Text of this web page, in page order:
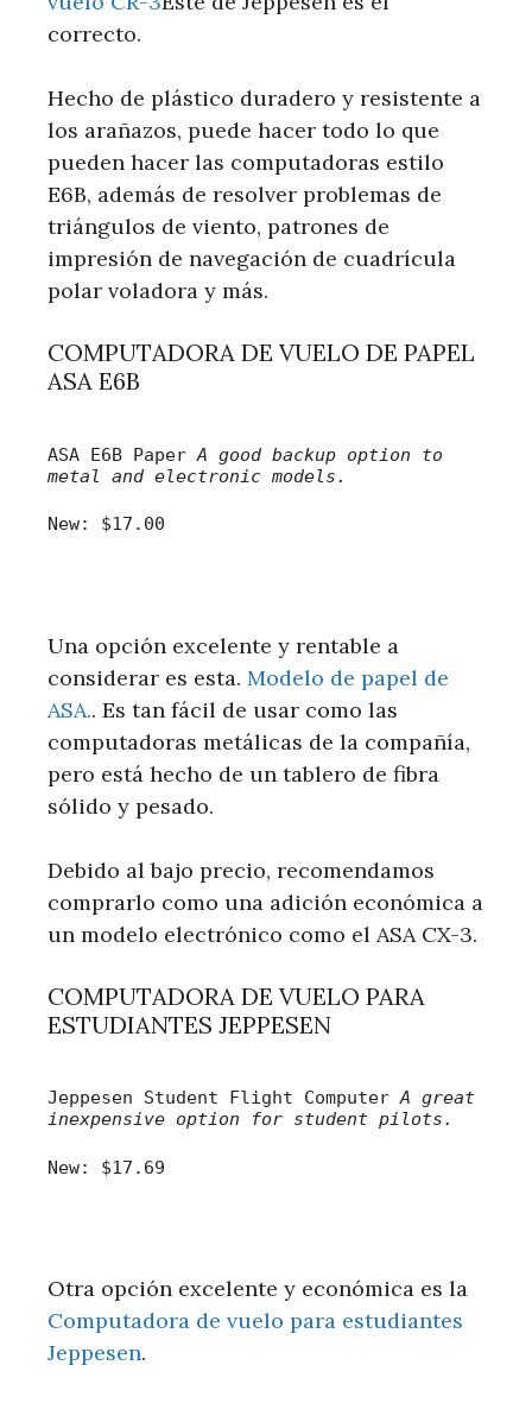
correcto.
Hecho de plástico duradero y resistente a
los arañazos, puede hacer todo lo que
pueden hacer las computadoras estilo
E6B, además de resolver problemas de
triángulos de viento, patrones de
impresión de navegación de cuadrícula
polar voladora y más.
COMPUTADORA DE VUELO DE PAPEL
ASA E6B
ASA E6B Paper A good backup option to
metal and electronic models.
New: $17.00
Una opción excelente y rentable a
considerar es esta. Modelo de papel de
ASA.. Es tan fácil de usar como las
computadoras metálicas de la compañía,
pero está hecho de un tablero de fibra
sólido y pesado.
Debido al bajo precio, recomendamos
comprarlo como una adición económica a
un modelo electrónico como el ASA CX-3.
COMPUTADORA DE VUELO PARA
ESTUDIANTES JEPPESEN
Jeppesen Student Flight Computer A great
inexpensive option for student pilots.
New: $17.69
Otra opción excelente y económica es la
Computadora de vuelo para estudiantes
Jeppesen.